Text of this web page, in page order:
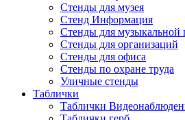
Стенды для музея
Стенд Информация
Стенды для музыкальной
Стенды для организаций
Стенды для офиса
Стенды по охране труда
Уличные стенды
Таблички
Таблички